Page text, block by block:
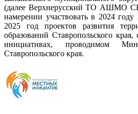
(далее Верхнерусский ТО АШМО
намерении участвовать в 2024
2025 год проектов развития
образований Ставропольского
инициативах, проводимом
Ставропольского края.